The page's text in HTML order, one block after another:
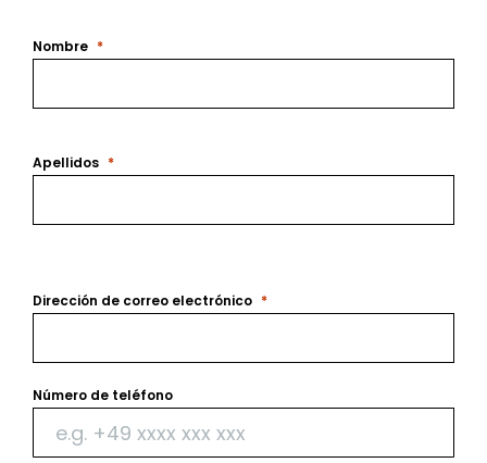
Nombre
Apellidos
Dirección de correo electrónico
Número de teléfono